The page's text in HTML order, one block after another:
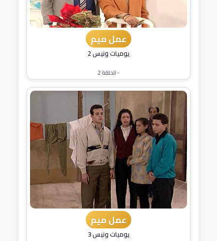
عمل ميم
يوميات ونيس 2
- الحلقة 2
عمل ميم
يوميات ونيس 3